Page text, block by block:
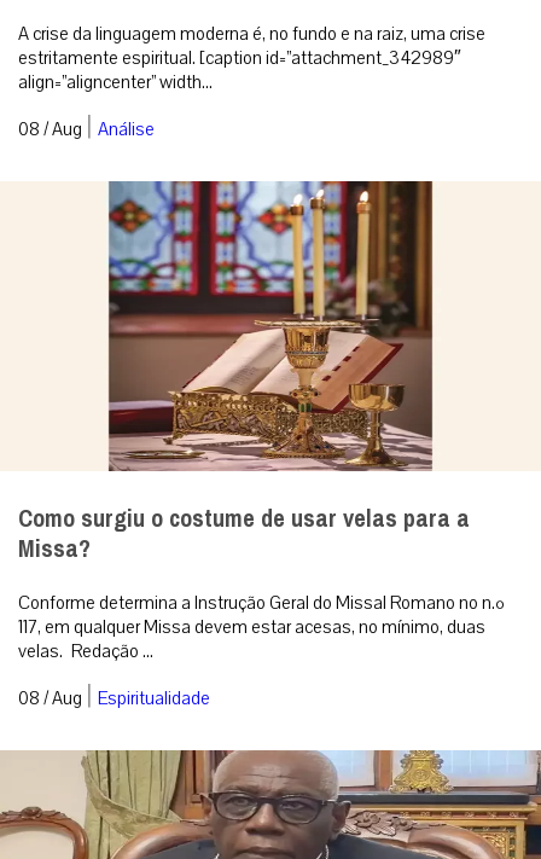
A crise da linguagem moderna é, no fundo e na raiz, uma crise
estritamente espiritual. [caption id=”attachment_342989″
align=”aligncenter” width...
08 / Aug | Análise
Como surgiu o costume de usar velas para a
Missa?
Conforme determina a Instrução Geral do Missal Romano no n.º
117, em qualquer Missa devem estar acesas, no mínimo, duas
velas. Redação ...
08 / Aug | Espiritualidade